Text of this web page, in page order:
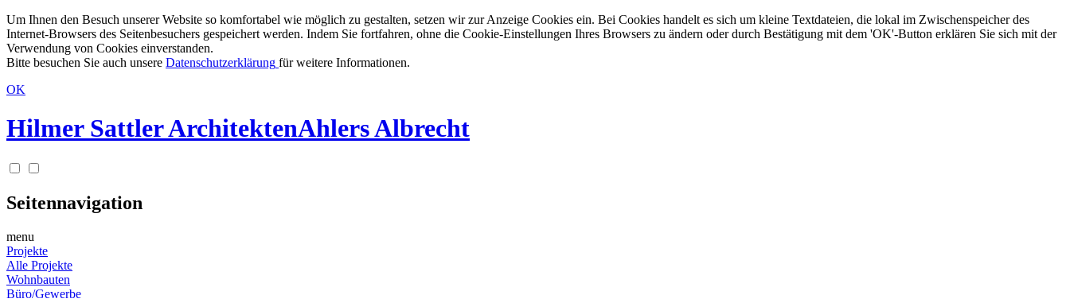
Um Ihnen den Besuch unserer Website so komfortabel wie möglich zu gestalten, setzen wir zur Anzeige Cookies ein. Bei Cookies handelt es sich um kleine Textdateien, die lokal im Zwischenspeicher des
Internet-Browsers des Seitenbesuchers gespeichert werden. Indem Sie fortfahren, ohne die Cookie-Einstellungen Ihres Browsers zu ändern oder durch Bestätigung mit dem 'OK'-Button erklären Sie sich mit der
Verwendung von Cookies einverstanden.
Bitte besuchen Sie auch unsere Datenschutzerklärung für weitere Informationen.
OK
Hilmer Sattler ArchitektenAhlers Albrecht
Seitennavigation
menu
Projekte
Alle Projekte
Wohnbauten
Büro/Gewerbe